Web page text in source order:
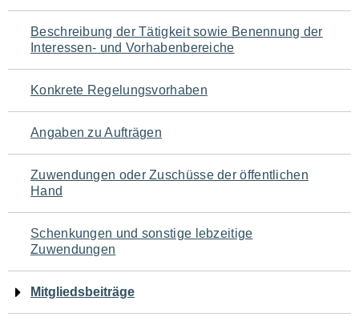
für
den
Seiteninhalt
Beschreibung der Tätigkeit sowie Benennung der
Interessen- und Vorhabenbereiche
Konkrete Regelungsvorhaben
Angaben zu Aufträgen
Zuwendungen oder Zuschüsse der öffentlichen
Hand
Schenkungen und sonstige lebzeitige
Zuwendungen
Mitgliedsbeiträge